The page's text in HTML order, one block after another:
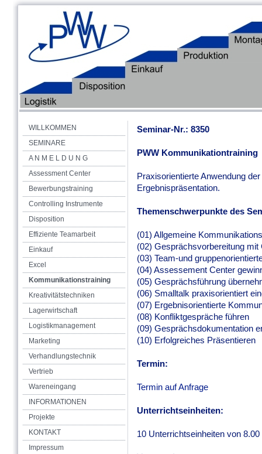
WILLKOMMEN
SEMINARE
A N M E L D U N G
Assessment Center
Bewerbungstraining
Controlling Instrumente
Disposition
Effiziente Teamarbeit
Einkauf
Excel
Kommunikationstraining
Kreativitätstechniken
Lagerwirtschaft
Logistikmanagement
Marketing
Verhandlungstechnik
Vertrieb
Wareneingang
INFORMATIONEN
Projekte
KONTAKT
Impressum
Seminar-Nr.: 8350
PWW Kommunikationtraining
Praxisorientierte Anwendung
Ergebnispräsentation.
Themenschwerpunkte des
(01) Allgemeine
(02) Gesprächsvorbereitung mit
(03) Team-und
(04) Assessement Center
(05) Gesprächsführung
(06) Smalltalk praxisorientiert
(07) Ergebnisorientierte
(08) Konfliktgespräche führen
(09) Gesprächsdokumentation
(10) Erfolgreiches Präsentieren
Termin:
Termin auf Anfrage
Unterrichtseinheiten:
10 Unterrichtseinheiten von